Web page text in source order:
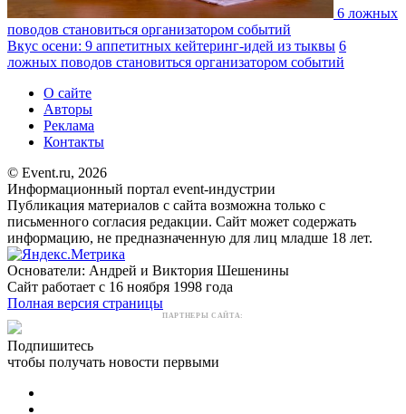
6 ложных
поводов становиться организатором событий
Вкус осени: 9 аппетитных кейтеринг-идей из тыквы 6
ложных поводов становиться организатором событий
О сайте
Авторы
Реклама
Контакты
© Event.ru, 2026
Информационный портал event-индустрии
Публикация материалов с сайта возможна только с
письменного согласия редакции. Сайт может содержать
информацию, не предназначенную для лиц младше 18 лет.
Основатели: Андрей и Виктория Шешенины
Сайт работает с 16 ноября 1998 года
Полная версия страницы
ПАРТНЕРЫ САЙТА:
Подпишитесь
чтобы получать новости первыми